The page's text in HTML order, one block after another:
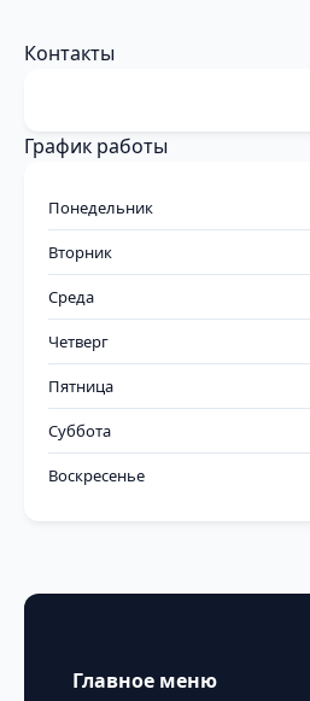
Контакты
График работы
Понедельник
Вторник
Среда
Четверг
Пятница
Суббота
Воскресенье
Главное меню